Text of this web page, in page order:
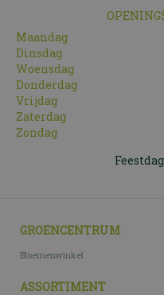
Maandag
Dinsdag
Woensdag
Donderdag
Vrijdag
Zaterdag
Zondag
GROENCENTRUM
Bloemenwinkel
ASSORTIMENT